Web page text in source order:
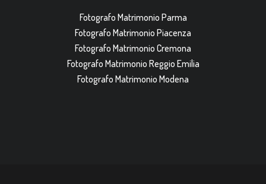
Fotografo Matrimonio Parma
Fotografo Matrimonio Piacenza
Fotografo Matrimonio Cremona
Fotografo Matrimonio Reggio Emilia
Fotografo Matrimonio Modena